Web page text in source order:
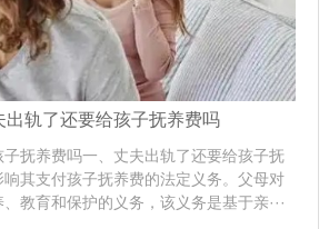
出轨了还要给孩子抚养费吗
抚养费吗一、丈夫出轨了还要给孩子抚
其支付孩子抚养费的法定义务。父母对
教育和保护的义务，该义务是基于亲···